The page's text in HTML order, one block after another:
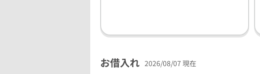
お借入れ 2026/08/07 現在